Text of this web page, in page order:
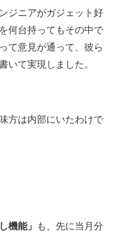
ジニアがガジェット好
何台持ってもその中で
て意見が通って、彼ら
いて実現しました。
方は内部にいたわけで
機能」
も、先に当月分